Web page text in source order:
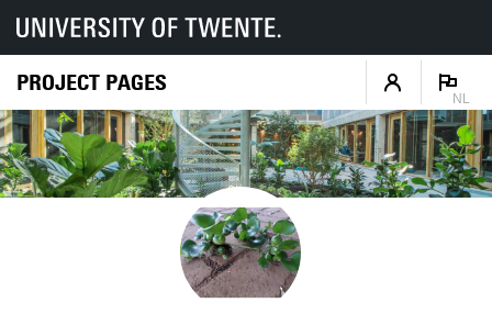
PROJECT PAGES
NL